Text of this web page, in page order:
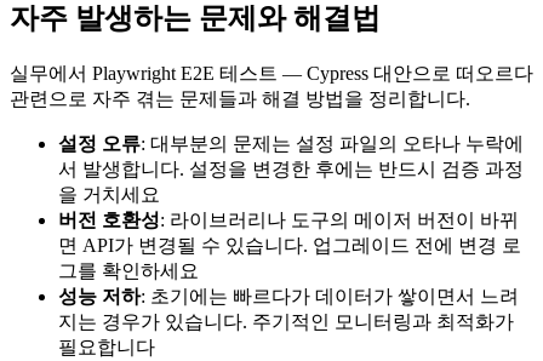
자주 발생하는 문제와 해결법
실무에서 Playwright E2E 테스트 — Cypress 대안으로 떠오르다
관련으로 자주 겪는 문제들과 해결 방법을 정리합니다.
설정 오류: 대부분의 문제는 설정 파일의 오타나 누락에
서 발생합니다. 설정을 변경한 후에는 반드시 검증 과정
을 거치세요
버전 호환성: 라이브러리나 도구의 메이저 버전이 바뀌
면 API가 변경될 수 있습니다. 업그레이드 전에 변경 로
그를 확인하세요
성능 저하: 초기에는 빠르다가 데이터가 쌓이면서 느려
지는 경우가 있습니다. 주기적인 모니터링과 최적화가
필요합니다